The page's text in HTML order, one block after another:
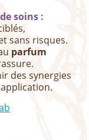
soins :
sans risques.
parfum
des synergies